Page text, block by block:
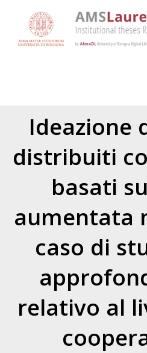
Ideazione
distribuiti
basati
aumentata
caso di
relativo al